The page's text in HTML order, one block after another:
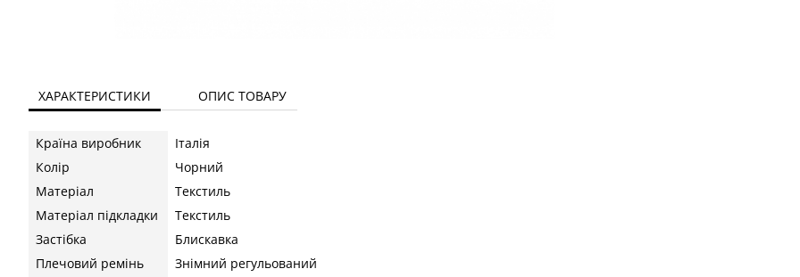
ХАРАКТЕРИСТИКИ ОПИС ТОВАРУ
Країна виробник
Італія
Колір
Чорний
Матеріал
Текстиль
Матеріал підкладки
Текстиль
Застібка
Блискавка
Плечовий ремінь
Знімний регульований